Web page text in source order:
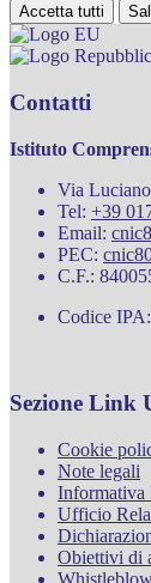
Accetta tutti
Contatti
Istituto
Via
Tel: +39
Email:
PEC:
C.F.:
Codice
Sezione Link
Cookie
Note legali
Informativa
Ufficio
Obiettivi di